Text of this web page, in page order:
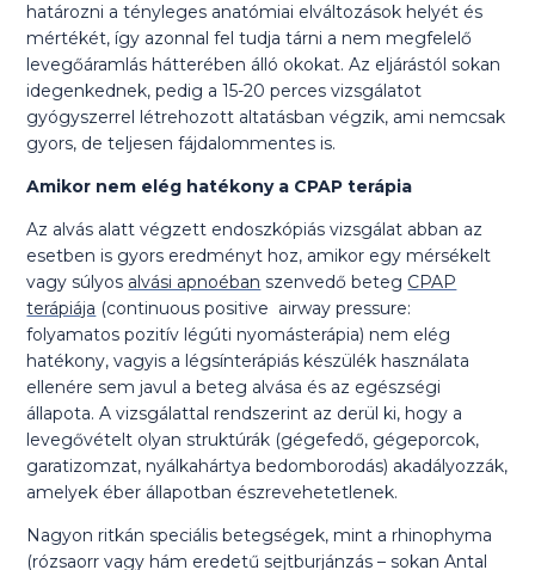
határozni a tényleges anatómiai elváltozások helyét és
mértékét, így azonnal fel tudja tárni a nem megfelelő
levegőáramlás hátterében álló okokat. Az eljárástól sokan
idegenkednek, pedig a 15-20 perces vizsgálatot
gyógyszerrel létrehozott altatásban végzik, ami nemcsak
gyors, de teljesen fájdalommentes is.
Amikor nem elég hatékony a CPAP terápia
Az alvás alatt végzett endoszkópiás vizsgálat abban az
esetben is gyors eredményt hoz, amikor egy mérsékelt
vagy súlyos alvási apnoéban szenvedő beteg CPAP
terápiája (continuous positive airway pressure:
folyamatos pozitív légúti nyomásterápia) nem elég
hatékony, vagyis a légsínterápiás készülék használata
ellenére sem javul a beteg alvása és az egészségi
állapota. A vizsgálattal rendszerint az derül ki, hogy a
levegővételt olyan struktúrák (gégefedő, gégeporcok,
garatizomzat, nyálkahártya bedomborodás) akadályozzák,
amelyek éber állapotban észrevehetetlenek.
Nagyon ritkán speciális betegségek, mint a rhinophyma
(rózsaorr vagy hám eredetű sejtburjánzás – sokan Antal